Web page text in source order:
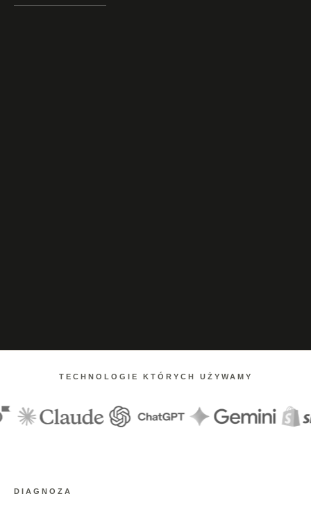
TECHNOLOGIE KTÓRYCH UŻYWAMY
DIAGNOZA